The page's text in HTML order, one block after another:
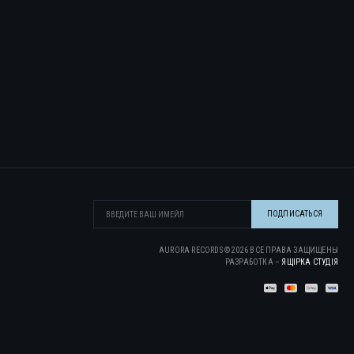
AURORA RECORDS ©2026 ВСЕ ПРАВА ЗАЩИЩЕНЫ
РАЗРАБОТКА – ЯЩІРКА CТУДІЯ